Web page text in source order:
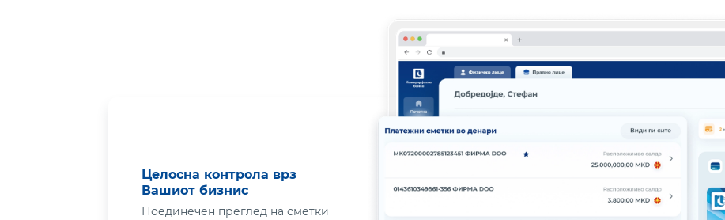
Целосна контрола врз
Вашиот бизнис
Поединечен преглед на сметки